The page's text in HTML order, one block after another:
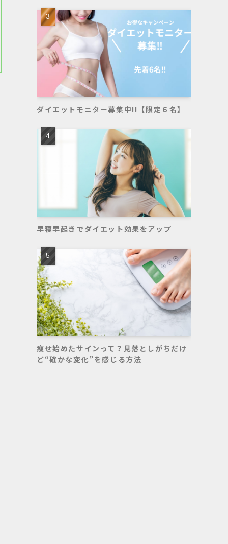
ダイエットモニター募集中!!【限定６名】
早寝早起きでダイエット効果をアップ
痩せ始めたサインって？見落としがちだけ
ど“確かな変化”を感じる方法